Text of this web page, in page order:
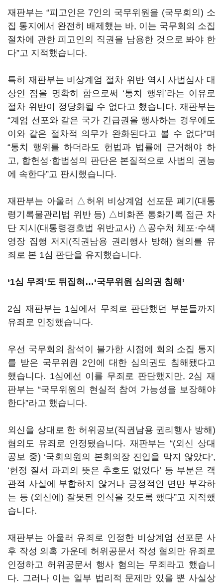
재판부는 “피고인은 7인의 국무위원을 (국무회의) 소
집 통지에서 완전히 배제했는 바, 이는 국무회의 소집
절차에 관한 피고인의 직권을 남용한 것으로 봐야 한
다”고 지적했습니다.
특히 재판부는 비상계엄 절차 위반 역시 사법심사 대
상인 점을 명확히 함으로써 ‘통치 행위’라는 이유로
절차 위반이 정당화될 수 없다고 했습니다. 재판부는
“계엄 선포와 같은 국가 긴급권을 행사하는 경우에도
이와 같은 절차적 의무가 완화된다고 볼 수 없다”며
“통치 행위를 하더라도 헌법과 법률에 근거해야 하
고, 합헌성·합법성의 판단은 본질적으로 사법의 권능
에 속한다”고 판시했습니다.
재판부는 아울러 △허위 비상계엄 선포문 폐기(대통
령기록물관리법 위반 등) △비화폰 통화기록 접근 차
단 지시(대통령경호법 위반교사) △공수처 체포·수색
영장 집행 저지(직권남용 권리행사 방해) 혐의를 유
죄로 본 1심 판단을 유지했습니다.
‘1심 무죄’도 뒤집혀…‘국무위원 심의권 침해’
2심 재판부는 1심에서 무죄로 판단했던 부분들까지
유죄로 인정했습니다.
우선 국무회의 참석이 불가한 시점에 회의 소집 통지
를 받은 국무위원 2인에 대한 심의권도 침해됐다고
했습니다. 1심에선 이를 무죄로 판단했지만, 2심 재
판부는 “국무위원의 현실적 참여 가능성을 보장해야
한다”라고 했습니다.
외신을 상대로 한 허위공보(직권남용 권리행사 방해)
혐의도 유죄로 인정됐습니다. 재판부는 “(외신 상대
공보 중) ‘국회의원의 본회의장 진입을 막지 않았다’,
‘헌정 질서 파괴의 뜻은 추호도 없었다’ 등 부분은 객
관적 사실에 부합하지 않거나 긍정적인 면만 부각하
는 등 (외신에) 잘못된 인식을 갖도록 했다”고 지적했
습니다.
재판부는 아울러 유죄로 인정한 비상계엄 선포문 사
후 작성 의혹 가운데 허위공문서 작성 혐의만 유죄로
인정하고 허위공문서 행사 혐의는 무죄라고 했습니
다. 그러나 이는 일부 법리적 문제만 있을 뿐 사실상